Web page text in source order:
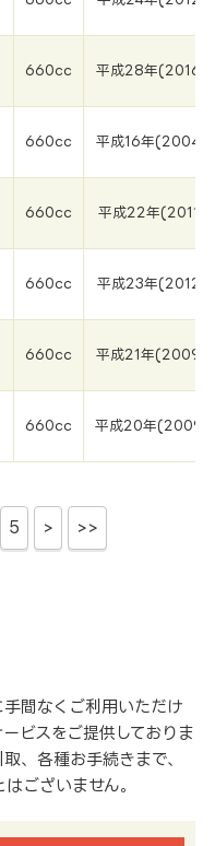
660cc 平成28年(2016
660cc 平成16年(2004
660cc 平成22年(2011
660cc 平成23年(2012
660cc 平成21年(2009
660cc 平成20年(2009
5 > >>
間なくご利用いただけ
ビスをご提供しておりま
、各種お手続きまで、
ございません。